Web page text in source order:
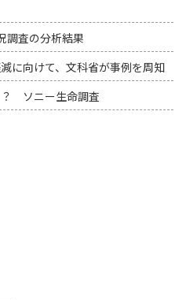
調査の分析結果
に向けて、文科省が事例を周知
ソニー生命調査